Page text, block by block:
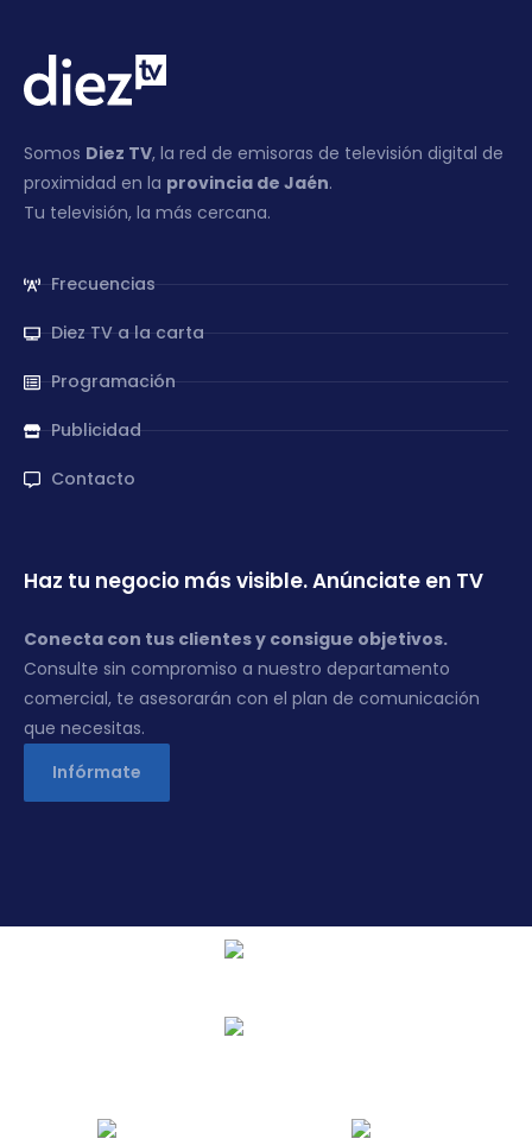
Somos Diez TV, la red de emisoras de televisión digital de
proximidad en la provincia de Jaén.
Tu televisión, la más cercana.
Frecuencias
Diez TV a la carta
Programación
Publicidad
Contacto
Haz tu negocio más visible. Anúnciate en TV
Conecta con tus clientes y consigue objetivos.
Consulte sin compromiso a nuestro departamento
comercial, te asesorarán con el plan de comunicación
que necesitas.
Infórmate